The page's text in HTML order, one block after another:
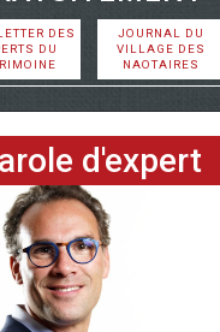
DES
DU
JOURNAL DU
VILLAGE DES
NAOTAIRES
d'expert